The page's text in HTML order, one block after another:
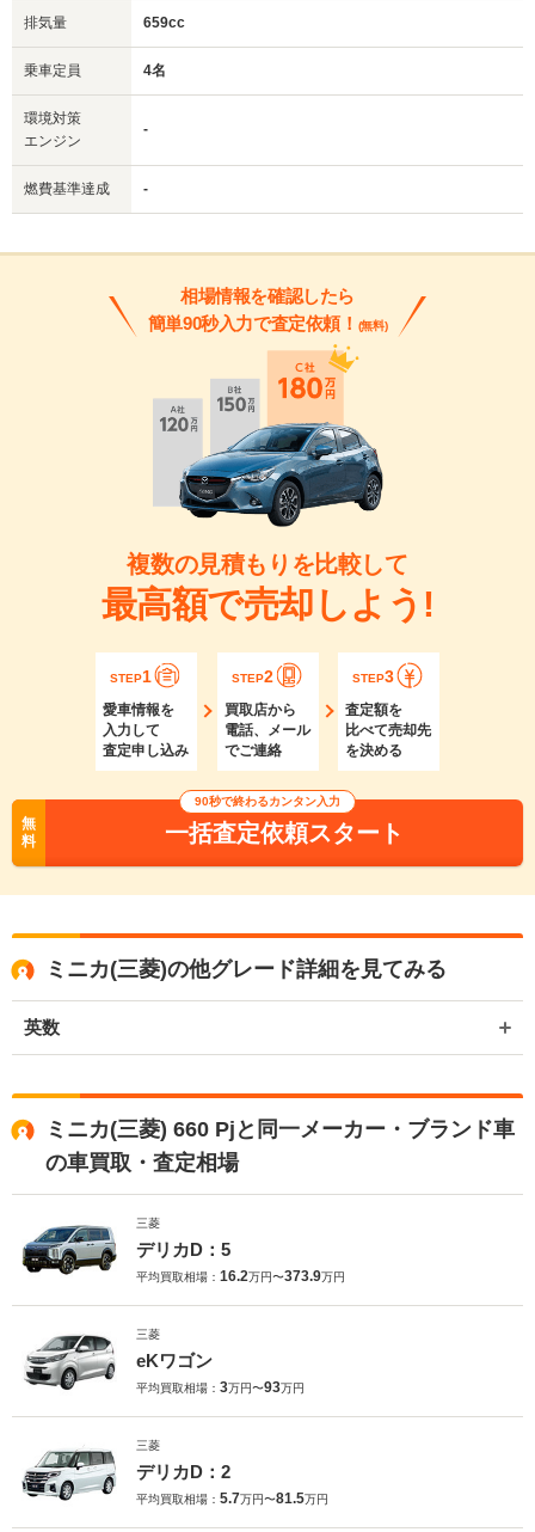
排気量 659cc
乗車定員 4名
環境対策
エンジン
-
燃費基準達成 -
相場情報を確認したら
簡単90秒入力で査定依頼！ (無料)
複数の見積もりを比較して
最高額で売却しよう!
STEP1
愛車情報を
入力して
査定申し込み
STEP2
買取店から
電話、メール
でご連絡
STEP3
査定額を
比べて売却先
を決める
無
料
90秒で終わるカンタン入力
一括査定依頼スタート
ミニカ(三菱)の他グレード詳細を見てみる
英数
ミニカ(三菱) 660 Pjと同一メーカー・ブランド車
の車買取・査定相場
三菱
デリカD：5
平均買取相場： 16.2万円〜373.9万円
三菱
eKワゴン
平均買取相場： 3万円〜93万円
三菱
デリカD：2
平均買取相場： 5.7万円〜81.5万円